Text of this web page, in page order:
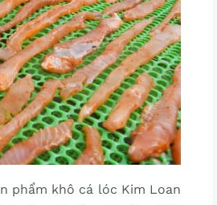
phẩm khô cá lóc Kim Loan